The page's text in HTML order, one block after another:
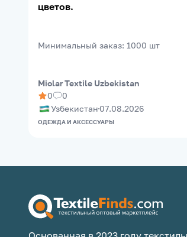
цветов.
Минимальный заказ: 1000 шт
Miolar Textile Uzbekistan
0
0
Узбекистан 07.08.2026
ОДЕЖДА И АКСЕССУАРЫ